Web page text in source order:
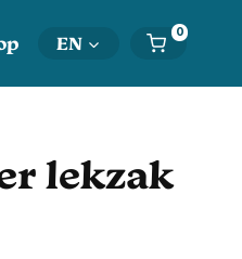
EN 0
lekzak